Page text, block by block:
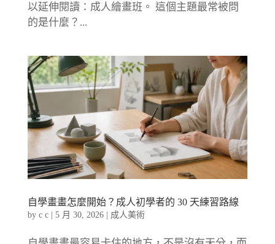
以延伸閱讀：成人繪畫班。 這個主題最常被問
的是什麼？...
自學畫畫怎麼開始？成人初學者的 30 天練習路線
by c c| 5 月 30, 2026| 成人美術